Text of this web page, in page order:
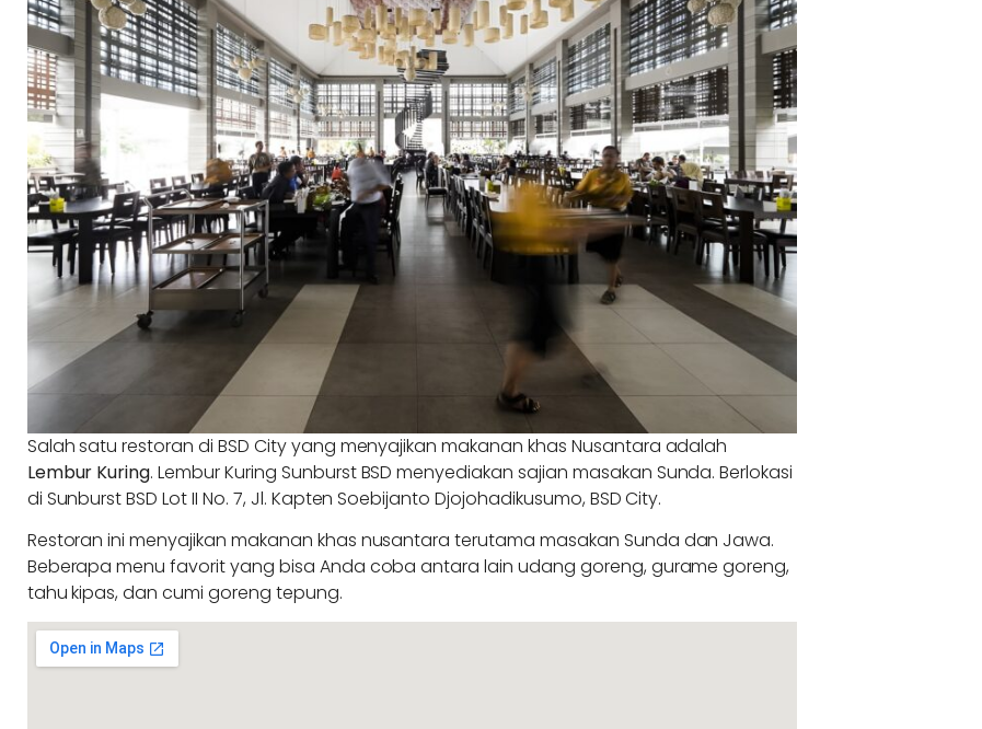
Salah satu restoran di BSD City yang menyajikan makanan khas Nusantara adalah
Lembur Kuring. Lembur Kuring Sunburst BSD menyediakan sajian masakan Sunda. Berlokasi
di Sunburst BSD Lot II No. 7, Jl. Kapten Soebijanto Djojohadikusumo, BSD City.
Restoran ini menyajikan makanan khas nusantara terutama masakan Sunda dan Jawa.
Beberapa menu favorit yang bisa Anda coba antara lain udang goreng, gurame goreng,
tahu kipas, dan cumi goreng tepung.